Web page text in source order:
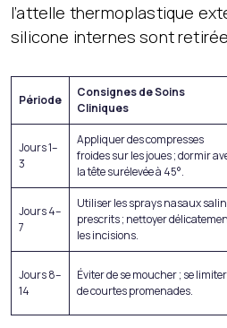
l’attelle thermoplastique
silicone internes sont
Période
Consignes de Soins
Cliniques
Jours 1–
3
Appliquer des compresses
froides sur les joues ; dormir
la tête surélevée à 45°.
Jours 4–
7
Utiliser les sprays nasaux
prescrits ; nettoyer
les incisions.
Jours 8–
14
Éviter de se moucher ; se
de courtes promenades.